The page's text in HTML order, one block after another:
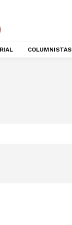
COLUMNISTAS